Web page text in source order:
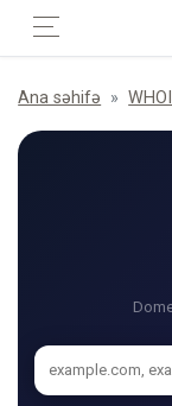
Ana səhifə